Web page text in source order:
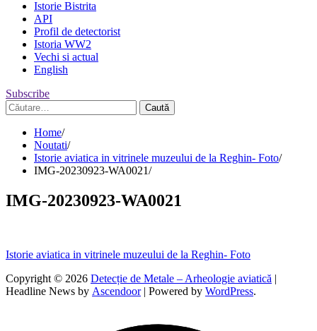
Istorie Bistrita
API
Profil de detectorist
Istoria WW2
Vechi si actual
English
Subscribe
Caută
după:
Home
Noutati
Istorie aviatica in vitrinele muzeului de la Reghin- Foto
IMG-20230923-WA0021
IMG-20230923-WA0021
Navigare
în
articole
Istorie aviatica in vitrinele muzeului de la Reghin- Foto
Copyright © 2026 Detecție de Metale – Arheologie aviatică |
Headline News by Ascendoor| Powered by WordPress.